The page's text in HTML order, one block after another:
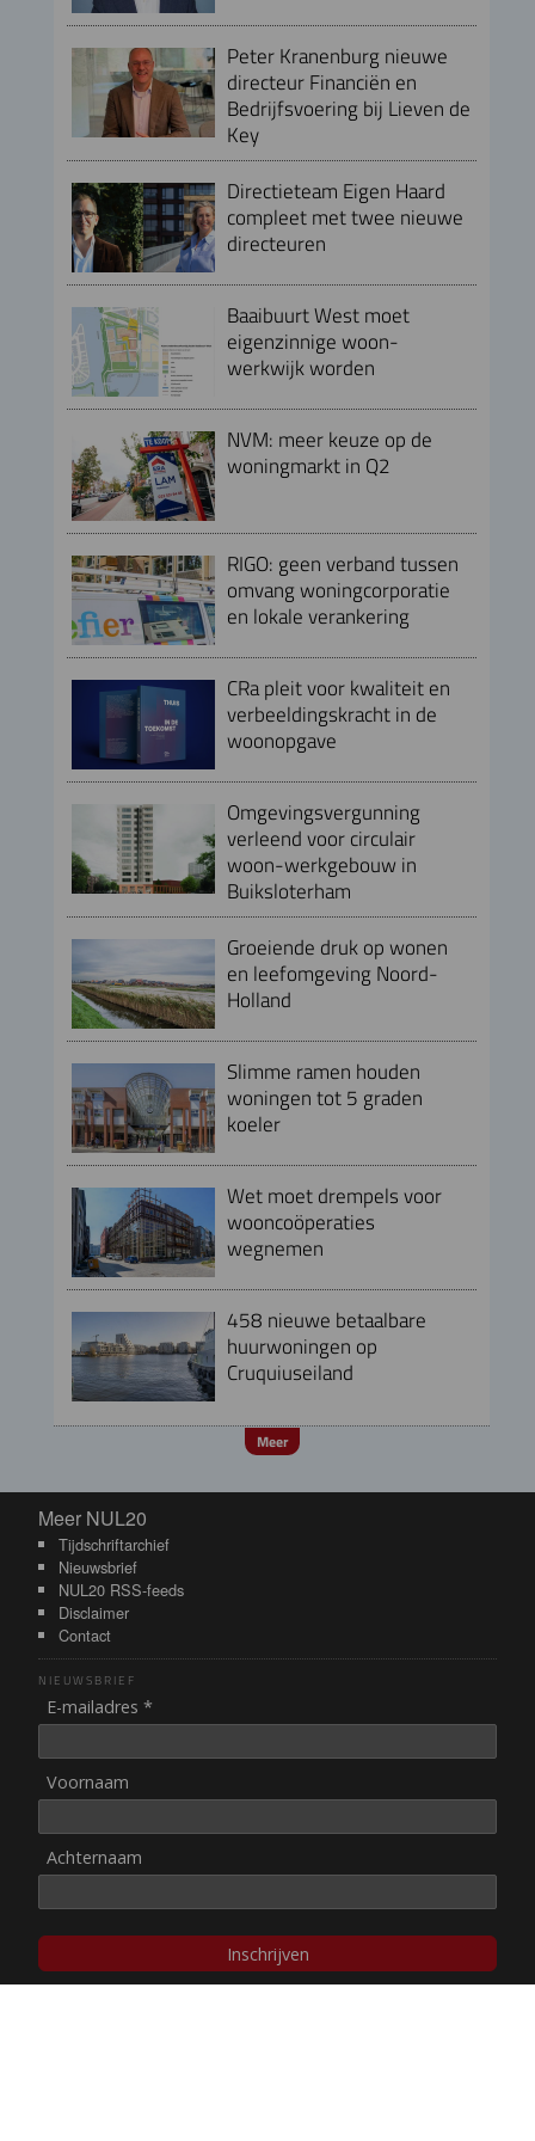
Peter Kranenburg nieuwe
directeur Financiën en
Bedrijfsvoering bij Lieven de
Key
Directieteam Eigen Haard
compleet met twee nieuwe
directeuren
Baaibuurt West moet
eigenzinnige woon-
werkwijk worden
NVM: meer keuze op de
woningmarkt in Q2
RIGO: geen verband tussen
omvang woningcorporatie
en lokale verankering
CRa pleit voor kwaliteit en
verbeeldingskracht in de
woonopgave
Omgevingsvergunning
verleend voor circulair
woon-werkgebouw in
Buiksloterham
Groeiende druk op wonen
en leefomgeving Noord-
Holland
Slimme ramen houden
woningen tot 5 graden
koeler
Wet moet drempels voor
wooncoöperaties
wegnemen
458 nieuwe betaalbare
huurwoningen op
Cruquiuseiland
Meer
Meer NUL20
Meer NUL20
Tijdschriftarchief
Nieuwsbrief
NUL20 RSS-feeds
Disclaimer
Contact
NIEUWSBRIEF
E-mailadres *
Voornaam
Achternaam
Inschrijven